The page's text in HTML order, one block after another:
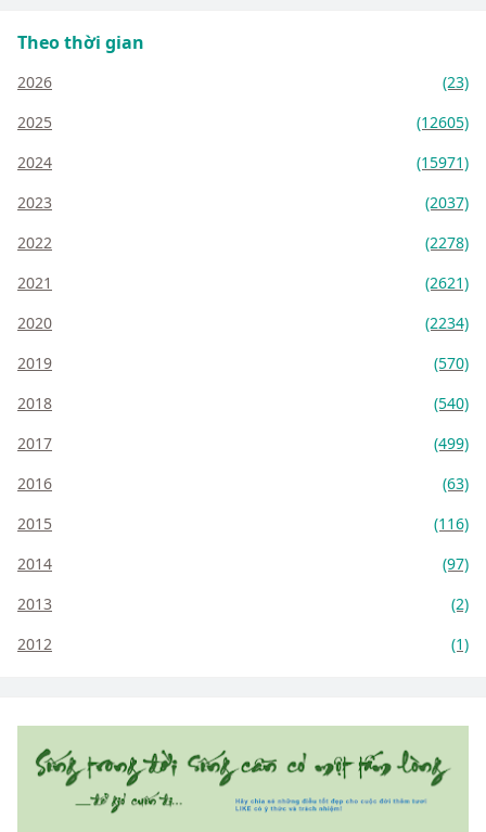
Theo thời gian
2026
(23)
2025
(12605)
2024
(15971)
2023
(2037)
2022
(2278)
2021
(2621)
2020
(2234)
2019
(570)
2018
(540)
2017
(499)
2016
(63)
2015
(116)
2014
(97)
2013
(2)
2012
(1)